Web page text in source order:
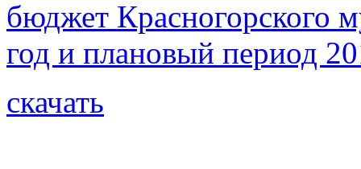
бюджет Красногорского
год и плановый период
скачать